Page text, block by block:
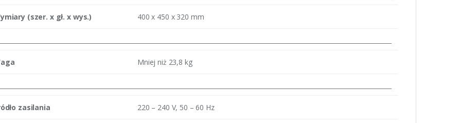
(szer. x gł. x wys.) 400 x 450 x 320 mm
Mniej niż 23,8 kg
zasilania 220 – 240 V, 50 – 60 Hz